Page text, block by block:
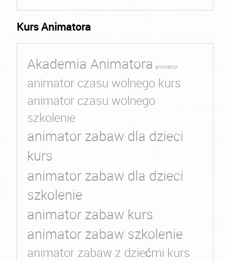
Kurs Animatora
Akademia Animatora animator
animator czasu wolnego kurs
animator czasu wolnego
szkolenie
animator zabaw dla dzieci
kurs
animator zabaw dla dzieci
szkolenie
animator zabaw kurs
animator zabaw szkolenie
animator zabaw z dziećmi kurs